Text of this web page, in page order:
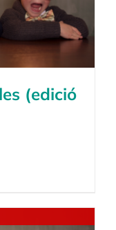
(edició